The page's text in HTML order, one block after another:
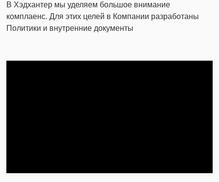
В Хэдхантер мы уделяем большое внимание
комплаенс. Для этих целей в Компании разработаны
Политики и внутренние документы